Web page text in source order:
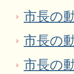
市長の
市長の
市長の